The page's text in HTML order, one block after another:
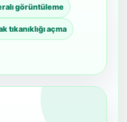
görüntüleme
tıkanıklığı açma